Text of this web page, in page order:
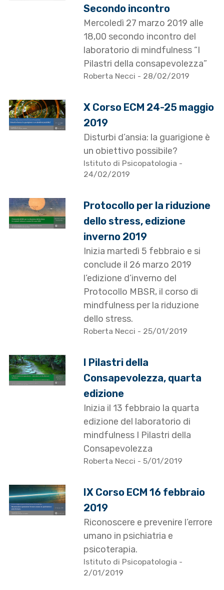
Secondo incontro
Mercoledì 27 marzo 2019 alle
18,00 secondo incontro del
laboratorio di mindfulness “I
Pilastri della consapevolezza”
Roberta Necci - 28/02/2019
X Corso ECM 24-25 maggio
2019
Disturbi d’ansia: la guarigione è
un obiettivo possibile?
Istituto di Psicopatologia -
24/02/2019
Protocollo per la riduzione
dello stress, edizione
inverno 2019
Inizia martedì 5 febbraio e si
conclude il 26 marzo 2019
l’edizione d’inverno del
Protocollo MBSR, il corso di
mindfulness per la riduzione
dello stress.
Roberta Necci - 25/01/2019
I Pilastri della
Consapevolezza, quarta
edizione
Inizia il 13 febbraio la quarta
edizione del laboratorio di
mindfulness I Pilastri della
Consapevolezza
Roberta Necci - 5/01/2019
IX Corso ECM 16 febbraio
2019
Riconoscere e prevenire l’errore
umano in psichiatria e
psicoterapia.
Istituto di Psicopatologia -
2/01/2019